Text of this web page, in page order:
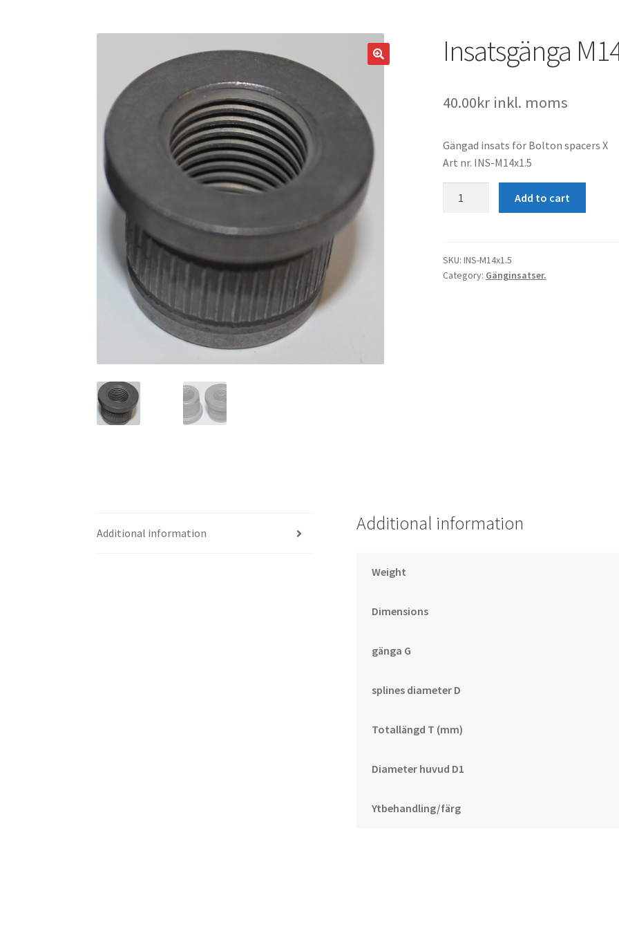
Insatsgänga
40.00krinkl. moms
Gängad insats för Bolton spacers X
Art nr. INS-M14x1.5
Add to cart
SKU: INS-M14x1.5
Category: Gänginsatser.
Additional information Additional information
Weight
Dimensions
gänga G
splines diameter D
Totallängd T (mm)
Diameter huvud D1
Ytbehandling/färg